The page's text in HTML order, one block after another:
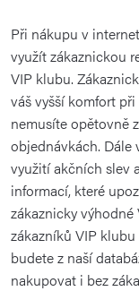
Při nákupu v
využít zákaznickou
VIP klubu.
váš vyšší komfort
nemusíte opětovně
objednávkách. Dále
využití akčních slev
informací, které
zákaznicky výhodné
zákazníků VIP
budete z naší
nakupovat i bez